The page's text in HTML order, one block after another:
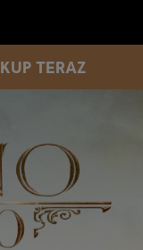
KUP TERAZ